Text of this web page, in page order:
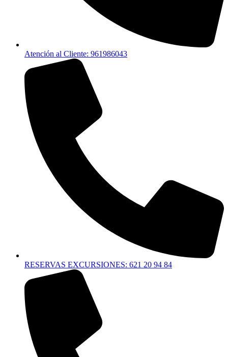
Atención al Cliente: 961986043
RESERVAS EXCURSIONES: 621 20 94 84